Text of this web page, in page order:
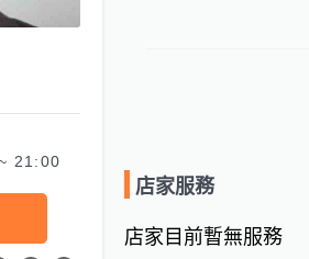
21:00
店家服務
店家目前暫無服務